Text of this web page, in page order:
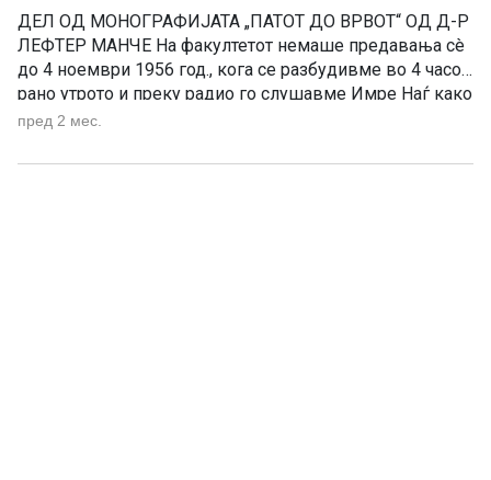
ДЕЛ ОД МОНОГРАФИЈАТА „ПАТОТ ДО ВРВОТ“ OД Д-Р
ЛЕФТЕР МАНЧЕ На факултетот немаше предавања сè
до 4 ноември 1956 год., кога се разбудивме во 4 часот
рано утрото и преку радио го слушавме Имре Наѓ како
се обраќа до народот и кажува дека Црвената армија
народот се борат […]
пред 2 мес.